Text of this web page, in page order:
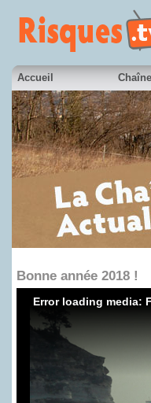
Accueil
en partenariat avec France 3
Bonne année 2018 !
Error loading media: